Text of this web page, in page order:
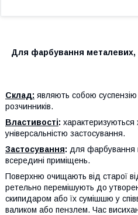
Для фарбування металевих,
Склад: являють собою суспензію
розчинників.
Властивості: характеризуються
універсальністю застосування.
Застосування: для фарбування
всередині приміщень.
Поверхню очищають від старої
ретельно перемішують до
скипидаром або їх сумішшю у
валиком або пензлем. Час